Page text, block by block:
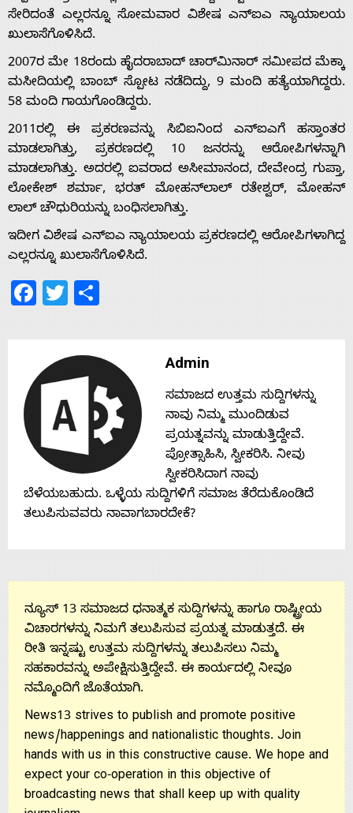
Home
About
Us
Advertise
With
Contact
Us
ಸೇರಿದಂತೆ ಎಲ್ಲರನ್ನೂ ಸೋಮವಾರ ವಿಶೇಷ ಎನ್‌ಐಎ ನ್ಯಾಯಾಲಯ
ಖುಲಾಸೆಗೊಳಿಸಿದೆ.
2007ರ ಮೇ 18ರಂದು ಹೈದರಾಬಾದ್ ಚಾರ್‌ಮಿನಾರ್ ಸಮೀಪದ ಮೆಕ್ಕಾ
ಮಸೀದಿಯಲ್ಲಿ ಬಾಂಬ್ ಸ್ಪೋಟ ನಡೆದಿದ್ದು, 9 ಮಂದಿ ಹತ್ಯೆಯಾಗಿದ್ದರು.
58 ಮಂದಿ ಗಾಯಗೊಂಡಿದ್ದರು.
2011ರಲ್ಲಿ ಈ ಪ್ರಕರಣವನ್ನು ಸಿಬಿಐನಿಂದ ಎನ್‌ಐಎಗೆ ಹಸ್ತಾಂತರ
ಮಾಡಲಾಗಿತ್ತು, ಪ್ರಕರಣದಲ್ಲಿ 10 ಜನರನ್ನು ಆರೋಪಿಗಳನ್ನಾಗಿ
ಮಾಡಲಾಗಿತ್ತು. ಅದರಲ್ಲಿ ಐವರಾದ ಅಸೀಮಾನಂದ, ದೇವೇಂದ್ರ ಗುಪ್ತಾ,
ಲೋಕೇಶ್ ಶರ್ಮಾ, ಭರತ್ ಮೋಹನ್‌ಲಾಲ್ ರತೇಶ್ವರ್, ಮೋಹನ್
ಲಾಲ್ ಚೌಧುರಿಯನ್ನು ಬಂಧಿಸಲಾಗಿತ್ತು.
ಇದೀಗ ವಿಶೇಷ ಎನ್‌ಐಎ ನ್ಯಾಯಾಲಯ ಪ್ರಕರಣದಲ್ಲಿ ಆರೋಪಿಗಳಾಗಿದ್ದ
ಎಲ್ಲರನ್ನೂ ಖುಲಾಸೆಗೊಳಿಸಿದೆ.
Facebook
Twitter
Admin
ಸಮಾಜದ ಉತ್ತಮ ಸುದ್ದಿಗಳನ್ನು
ನಾವು ನಿಮ್ಮ ಮುಂದಿಡುವ
ಪ್ರಯತ್ನವನ್ನು ಮಾಡುತ್ತಿದ್ದೇವೆ.
ಪ್ರೋತ್ಸಾಹಿಸಿ, ಸ್ವೀಕರಿಸಿ. ನೀವು
ಸ್ವೀಕರಿಸಿದಾಗ ನಾವು
ಬೆಳೆಯಬಹುದು. ಒಳ್ಳೆಯ ಸುದ್ದಿಗಳಿಗೆ ಸಮಾಜ ತೆರೆದುಕೊಂಡಿದೆ
ತಲುಪಿಸುವವರು ನಾವಾಗಬಾರದೇಕೆ?
ನ್ಯೂಸ್ 13 ಸಮಾಜದ ಧನಾತ್ಮಕ ಸುದ್ದಿಗಳನ್ನು ಹಾಗೂ ರಾಷ್ಟ್ರೀಯ
ವಿಚಾರಗಳನ್ನು ನಿಮಗೆ ತಲುಪಿಸುವ ಪ್ರಯತ್ನ ಮಾಡುತ್ತದೆ. ಈ
ರೀತಿ ಇನ್ನಷ್ಟು ಉತ್ತಮ ಸುದ್ದಿಗಳನ್ನು ತಲುಪಿಸಲು ನಿಮ್ಮ
ಸಹಕಾರವನ್ನು ಅಪೇಕ್ಷಿಸುತ್ತಿದ್ದೇವೆ. ಈ ಕಾರ್ಯದಲ್ಲಿ ನೀವೂ
ನಮ್ಮೊಂದಿಗೆ ಜೊತೆಯಾಗಿ.
News13 strives to publish and promote positive
news/happenings and nationalistic thoughts. Join
hands with us in this constructive cause. We hope and
expect your co-operation in this objective of
broadcasting news that shall keep up with quality